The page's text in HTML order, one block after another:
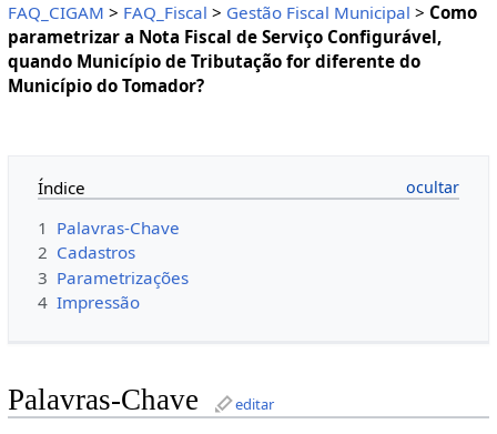
FAQ_CIGAM > FAQ_Fiscal > Gestão Fiscal Municipal > Como
parametrizar a Nota Fiscal de Serviço Configurável,
quando Município de Tributação for diferente do
Município do Tomador?
Índice
1 Palavras-Chave
2 Cadastros
3 Parametrizações
4 Impressão
Palavras-Chave editar